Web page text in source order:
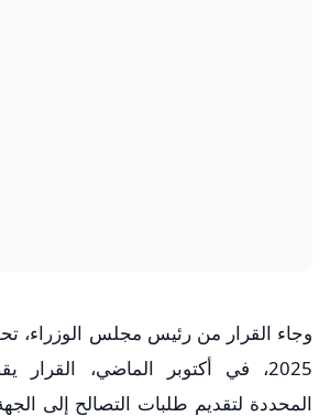
2025، في أكتوبر الماضي، القرار
المحددة لتقديم طلبات التصالح إلى